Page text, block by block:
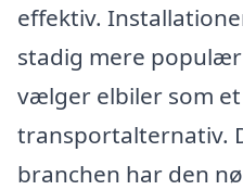
effektiv.
stadig mere
vælger elbiler som
transportalternativ.
branchen har den